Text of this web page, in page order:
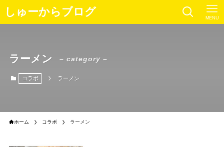
しゅーからブログ MENU
ラーメン – category –
コラボ ラーメン
ホーム コラボ ラーメン